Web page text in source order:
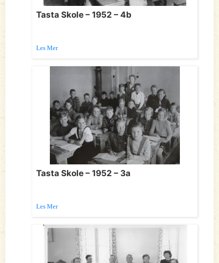
Tasta Skole – 1952 – 4b
Les Mer
Tasta Skole – 1952 – 3a
Les Mer